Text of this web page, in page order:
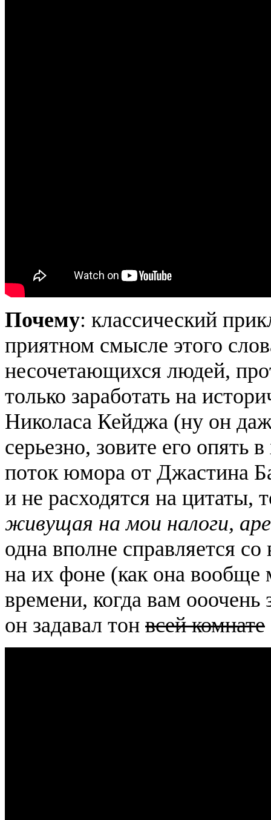
Почему: классический
приятном смысле этого
несочетающихся людей,
только заработать на
Николаса Кейджа (ну он
серьезно, зовите его
поток юмора от Джастина
и не расходятся на цитаты,
живущая на мои налоги,
одна вполне справляется
на их фоне (как она вообще
времени, когда вам ооочень
он задавал тон всей комнате